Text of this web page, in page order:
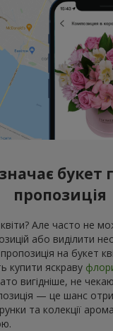
букет
пропозиція
Але часто не
або виділити
на букет
купити яскраву
вигідніше, не
— це шанс
та колекції